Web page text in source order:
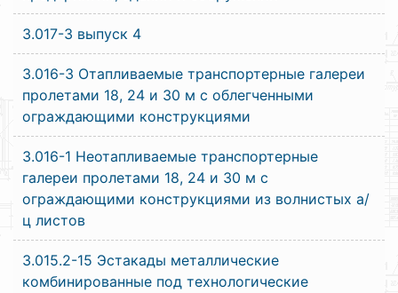
3.017-3 выпуск 4
3.016-3 Отапливаемые транспортерные галереи
пролетами 18, 24 и 30 м с облегченными
ограждающими конструкциями
3.016-1 Неотапливаемые транспортерные
галереи пролетами 18, 24 и 30 м с
ограждающими конструкциями из волнистых а/
ц листов
3.015.2-15 Эстакады металлические
комбинированные под технологические